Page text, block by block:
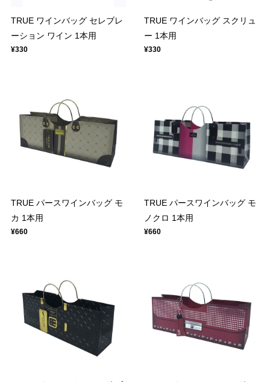
TRUE ワインバッグ セレブレ
ーション ワイン 1本用
¥330
TRUE ワインバッグ スクリュ
ー 1本用
¥330
TRUE パースワインバッグ モ
カ 1本用
¥660
TRUE パースワインバッグ モ
ノクロ 1本用
¥660